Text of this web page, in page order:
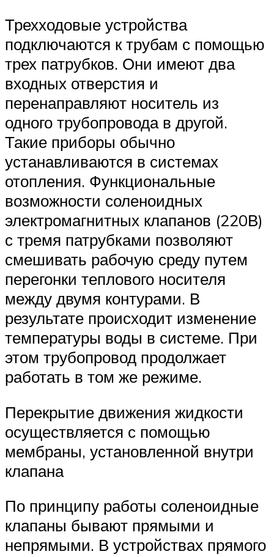
Трехходовые устройства
подключаются к трубам с помощью
трех патрубков. Они имеют два
входных отверстия и
перенаправляют носитель из
одного трубопровода в другой.
Такие приборы обычно
устанавливаются в системах
отопления. Функциональные
возможности соленоидных
электромагнитных клапанов (220В)
с тремя патрубками позволяют
смешивать рабочую среду путем
перегонки теплового носителя
между двумя контурами. В
результате происходит изменение
температуры воды в системе. При
этом трубопровод продолжает
работать в том же режиме.
Перекрытие движения жидкости
осуществляется с помощью
мембраны, установленной внутри
клапана
По принципу работы соленоидные
клапаны бывают прямыми и
непрямыми. В устройствах прямого